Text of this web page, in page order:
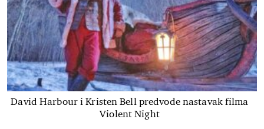
David Harbour i Kristen Bell predvode nastavak filma
Violent Night